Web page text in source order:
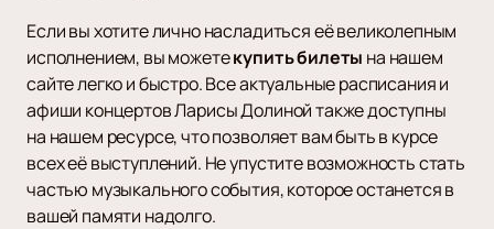
Если вы хотите лично насладиться её великолепным
исполнением, вы можетекупить билеты на нашем
сайте легко и быстро. Все актуальные расписания и
афиши концертов Ларисы Долиной также доступны
на нашем ресурсе, что позволяет вам быть в курсе
всех её выступлений. Не упустите возможность стать
частью музыкального события, которое останется в
вашей памяти надолго.